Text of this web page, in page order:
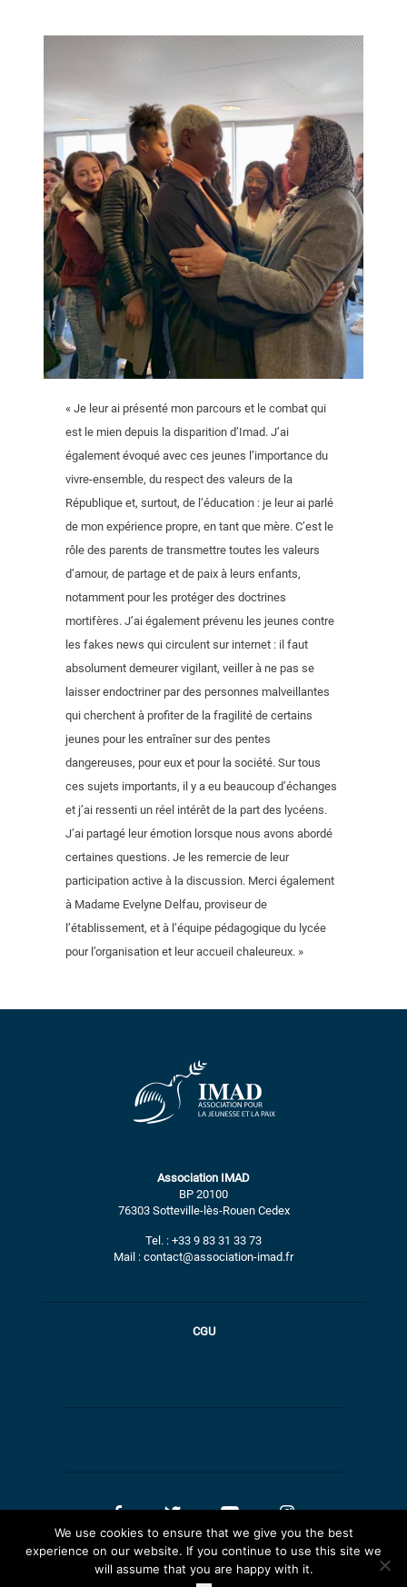
« Je leur ai présenté mon parcours et le combat qui
est le mien depuis la disparition d’Imad. J’ai
également évoqué avec ces jeunes l’importance du
vivre-ensemble, du respect des valeurs de la
République et, surtout, de l’éducation : je leur ai parlé
de mon expérience propre, en tant que mère. C’est le
rôle des parents de transmettre toutes les valeurs
d’amour, de partage et de paix à leurs enfants,
notamment pour les protéger des doctrines
mortifères. J’ai également prévenu les jeunes contre
les fakes news qui circulent sur internet : il faut
absolument demeurer vigilant, veiller à ne pas se
laisser endoctriner par des personnes malveillantes
qui cherchent à profiter de la fragilité de certains
jeunes pour les entraîner sur des pentes
dangereuses, pour eux et pour la société. Sur tous
ces sujets importants, il y a eu beaucoup d’échanges
et j’ai ressenti un réel intérêt de la part des lycéens.
J’ai partagé leur émotion lorsque nous avons abordé
certaines questions. Je les remercie de leur
participation active à la discussion. Merci également
à Madame Evelyne Delfau, proviseur de
l’établissement, et à l’équipe pédagogique du lycée
pour l’organisation et leur accueil chaleureux. »
Association IMAD
BP 20100
76303 Sotteville-lès-Rouen Cedex
Tel. : +33 9 83 31 33 73
Mail : contact@association-imad.fr
CGU
We use cookies to ensure that we give you the best
experience on our website. If you continue to use this site we
will assume that you are happy with it.